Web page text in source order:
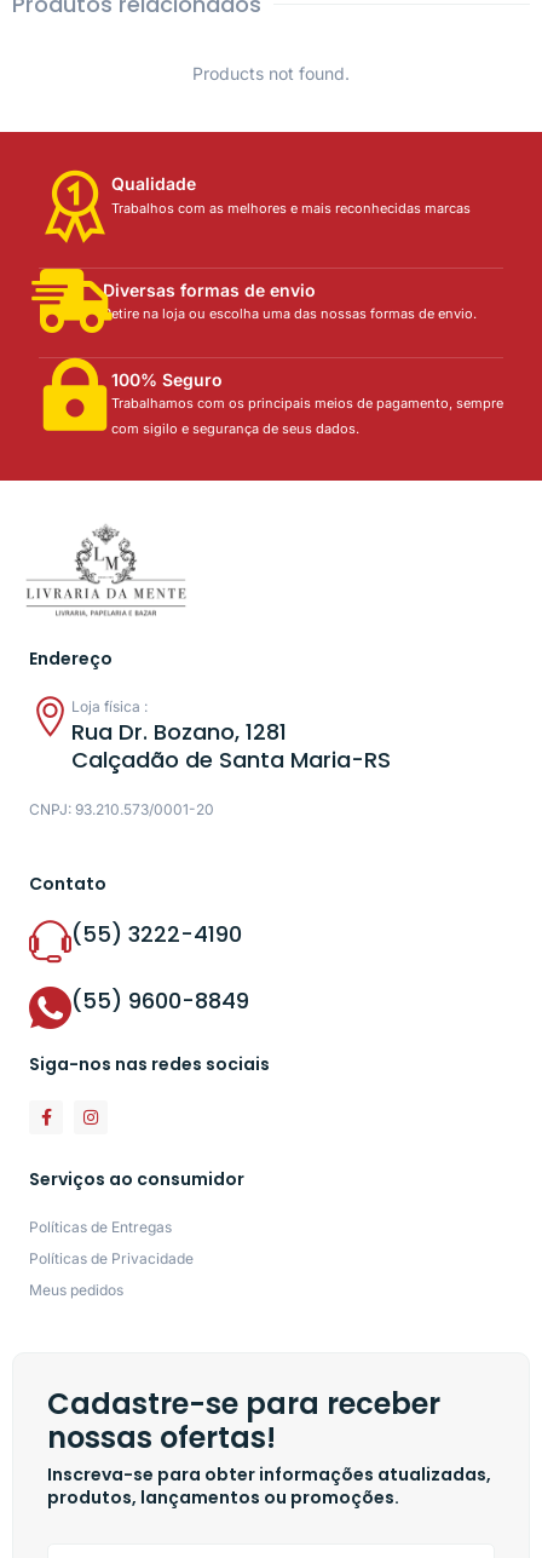
Products not found.
Qualidade
Trabalhos com as melhores e mais reconhecidas marcas
Diversas formas de envio
Retire na loja ou escolha uma das nossas formas de envio.
100% Seguro
Trabalhamos com os principais meios de pagamento, sempre
com sigilo e segurança de seus dados.
Endereço
Loja física :
Rua Dr. Bozano, 1281
Calçadão de Santa Maria-RS
CNPJ: 93.210.573/0001-20
Contato
(55) 3222-4190
(55) 9600-8849
Siga-nos nas redes sociais
Serviços ao consumidor
Políticas de Entregas
Políticas de Privacidade
Meus pedidos
Cadastre-se para receber
nossas ofertas!
Inscreva-se para obter informações atualizadas,
produtos, lançamentos ou promoções.